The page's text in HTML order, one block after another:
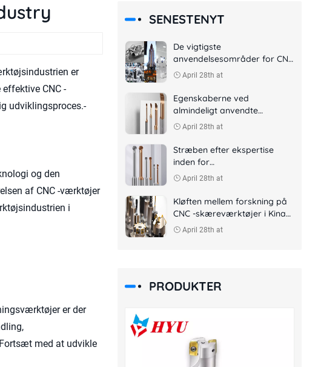
er
CNC -
udviklingsproces.-
og den
af ​​CNC -værktøjer
i
er der
med at udvikle
SENESTENYT
De vigtigste
anvendelsesområder for CNC
-skæreværktøjer
April 28th at
Egenskaberne ved
almindeligt anvendte
skæreværktøjer i CNC -
April 28th at
Stræben efter ekspertise
inden for
metalskæringsværktøjer til at
April 28th at
Kløften mellem forskning på
CNC -skæreværktøjer i Kina
og udlandet lande
April 28th at
PRODUKTER